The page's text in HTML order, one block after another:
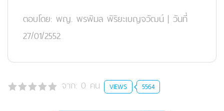
ตอบโดย: พญ. พรพิมล พิริยะเบญจวัฒน์ | วันที่
27/01/2552
จาก: 0 คน VIEWS 5564